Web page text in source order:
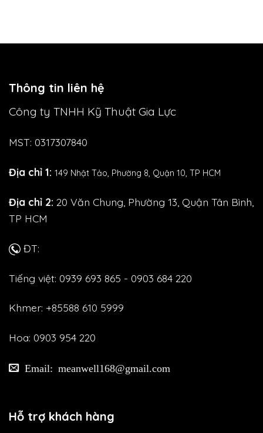
Thông tin liên hệ
Công ty TNHH Kỹ Thuật Gia Lực
MST: 0317307840
Địa chỉ 1: 149 Nhật Tảo, Phường 8, Quận 10, TP HCM
Địa chỉ 2: 20 Văn Chung, Phường 13, Quận Tân Bình,
TP HCM
ĐT:
Tiếng việt: 0939 693 865 - 0903 684 220
Khmer: +85588 610 5999
Hoa: 0903 954 220
Email: meanwell168@gmail.com
Hỗ trợ khách hàng